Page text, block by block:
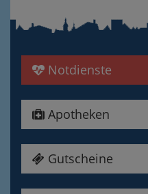
Notdienste
Apotheken
Gutscheine